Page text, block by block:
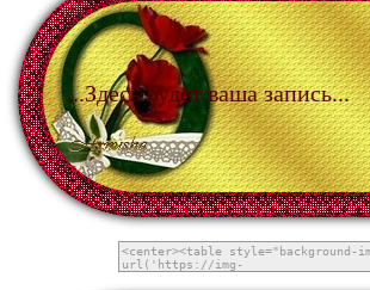
...Здесь будет ваша запись...